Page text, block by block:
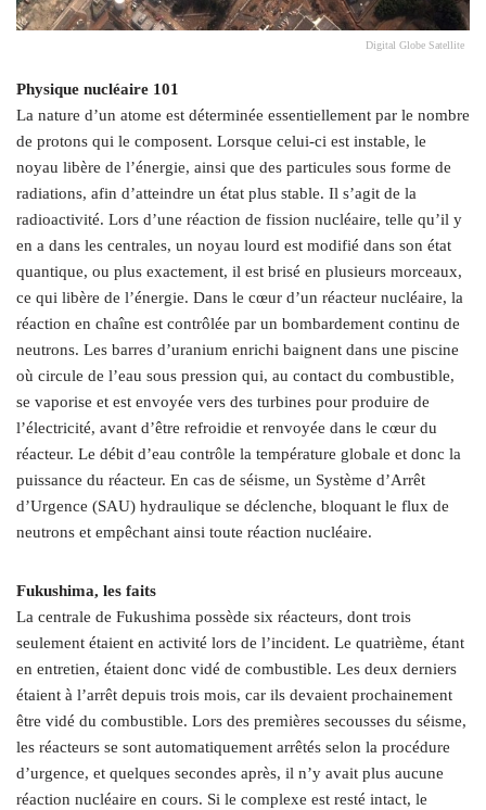
Digital Globe Satellite
Physique nucléaire 101
La nature d’un atome est déterminée essentiellement par le nombre
de protons qui le composent. Lorsque celui-ci est instable, le
noyau libère de l’énergie, ainsi que des particules sous forme de
radiations, afin d’atteindre un état plus stable. Il s’agit de la
radioactivité. Lors d’une réaction de fission nucléaire, telle qu’il y
en a dans les centrales, un noyau lourd est modifié dans son état
quantique, ou plus exactement, il est brisé en plusieurs morceaux,
ce qui libère de l’énergie. Dans le cœur d’un réacteur nucléaire, la
réaction en chaîne est contrôlée par un bombardement continu de
neutrons. Les barres d’uranium enrichi baignent dans une piscine
où circule de l’eau sous pression qui, au contact du combustible,
se vaporise et est envoyée vers des turbines pour produire de
l’électricité, avant d’être refroidie et renvoyée dans le cœur du
réacteur. Le débit d’eau contrôle la température globale et donc la
puissance du réacteur. En cas de séisme, un Système d’Arrêt
d’Urgence (SAU) hydraulique se déclenche, bloquant le flux de
neutrons et empêchant ainsi toute réaction nucléaire.
Fukushima, les faits
La centrale de Fukushima possède six réacteurs, dont trois
seulement étaient en activité lors de l’incident. Le quatrième, étant
en entretien, étaient donc vidé de combustible. Les deux derniers
étaient à l’arrêt depuis trois mois, car ils devaient prochainement
être vidé du combustible. Lors des premières secousses du séisme,
les réacteurs se sont automatiquement arrêtés selon la procédure
d’urgence, et quelques secondes après, il n’y avait plus aucune
réaction nucléaire en cours. Si le complexe est resté intact, le